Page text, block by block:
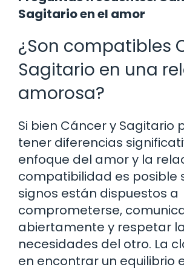
Sagitario en el amor
¿Son compatibles
Sagitario en una
amorosa?
Si bien Cáncer y Sagitario
tener diferencias
enfoque del amor y la
compatibilidad es posible
signos están dispuestos a
comprometerse,
abiertamente y respetar
necesidades del otro. La
en encontrar un equilibrio